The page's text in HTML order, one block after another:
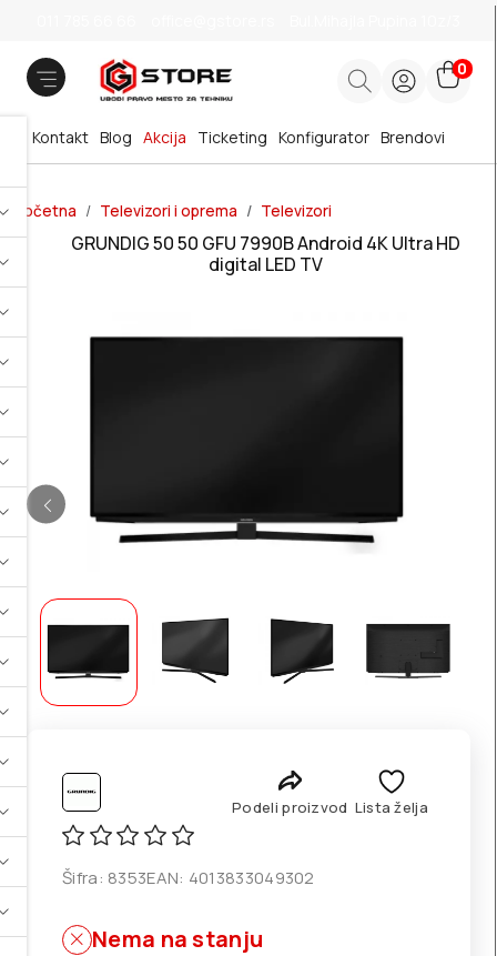
0
Brendovi
Blog Akcija
Kontakt Ticketing Konfigurator
Početna Televizori i oprema Televizori
GRUNDIG 50 50 GFU 7990B Android 4K Ultra HD
digital LED TV
Podeli proizvod Lista želja
Šifra: 8353EAN: 4013833049302
Nema na stanju